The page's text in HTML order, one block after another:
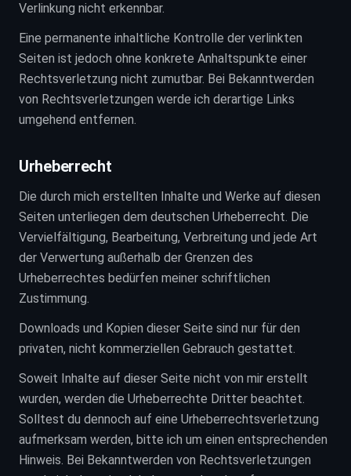
Verlinkung nicht erkennbar.
Eine permanente inhaltliche Kontrolle der verlinkten
Seiten ist jedoch ohne konkrete Anhaltspunkte einer
Rechtsverletzung nicht zumutbar. Bei Bekanntwerden
von Rechtsverletzungen werde ich derartige Links
umgehend entfernen.
Urheberrecht
Die durch mich erstellten Inhalte und Werke auf diesen
Seiten unterliegen dem deutschen Urheberrecht. Die
Vervielfältigung, Bearbeitung, Verbreitung und jede Art
der Verwertung außerhalb der Grenzen des
Urheberrechtes bedürfen meiner schriftlichen
Zustimmung.
Downloads und Kopien dieser Seite sind nur für den
privaten, nicht kommerziellen Gebrauch gestattet.
Soweit Inhalte auf dieser Seite nicht von mir erstellt
wurden, werden die Urheberrechte Dritter beachtet.
Solltest du dennoch auf eine Urheberrechtsverletzung
aufmerksam werden, bitte ich um einen entsprechenden
Hinweis. Bei Bekanntwerden von Rechtsverletzungen